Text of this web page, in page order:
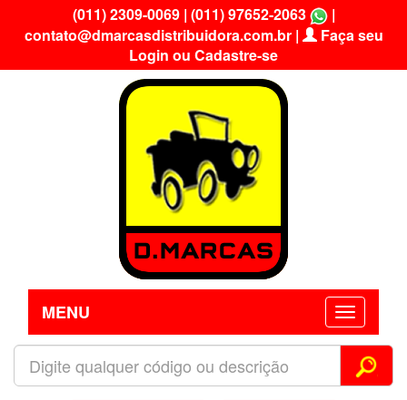
(011) 2309-0069| (011) 97652-2063
|
contato@dmarcasdistribuidora.com.br|
Faça seu
Login ou Cadastre-se
MENU